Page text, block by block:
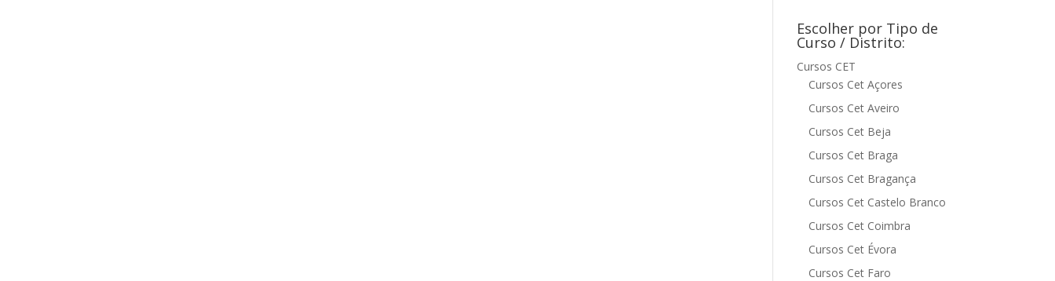
Escolher por Tipo de
Curso / Distrito:
Cursos CET
Cursos Cet Açores
Cursos Cet Aveiro
Cursos Cet Beja
Cursos Cet Braga
Cursos Cet Bragança
Cursos Cet Castelo Branco
Cursos Cet Coimbra
Cursos Cet Évora
Cursos Cet Faro